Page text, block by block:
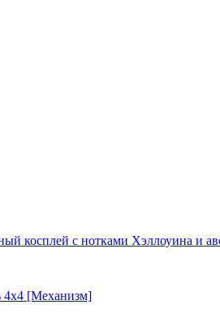
косплей с нотками Хэллоуина и
4х4 [Механизм]